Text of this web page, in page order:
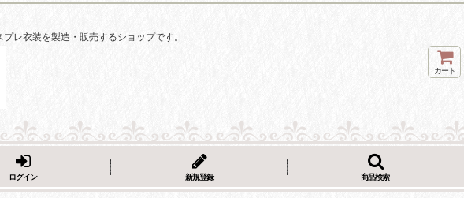
レ衣装を製造・販売するショップです。
カート
ログイン 新規登録 商品検索